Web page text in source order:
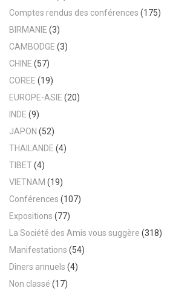
Comptes rendus des conférences (175)
BIRMANIE (3)
CAMBODGE (3)
CHINE (57)
COREE (19)
EUROPE-ASIE (20)
INDE (9)
JAPON (52)
THAILANDE (4)
TIBET(4)
VIETNAM (19)
Conférences (107)
Expositions (77)
La Société des Amis vous suggère (318)
Manifestations (54)
Dîners annuels (4)
Non classé (17)